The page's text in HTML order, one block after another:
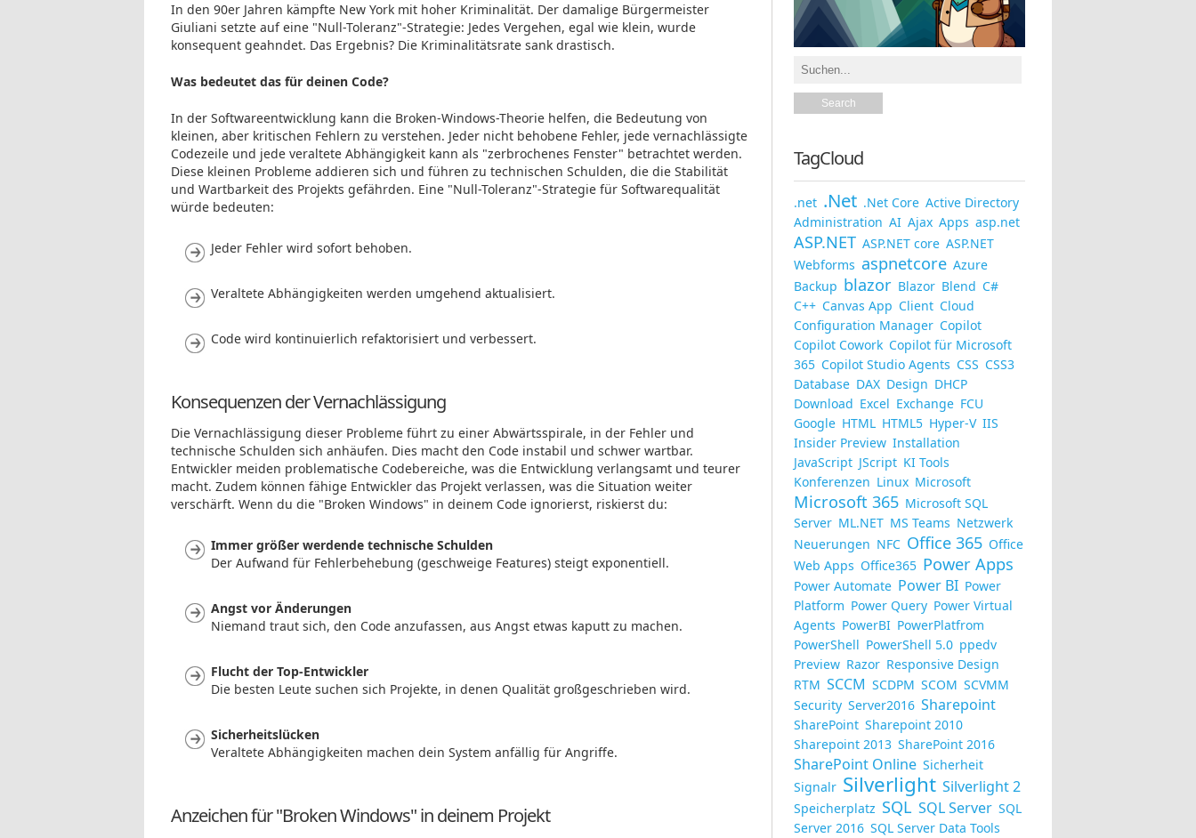
In den 90er Jahren kämpfte New York mit hoher Kriminalität. Der damalige Bürgermeister
Giuliani setzte auf eine "Null-Toleranz"-Strategie: Jedes Vergehen, egal wie klein, wurde
konsequent geahndet. Das Ergebnis? Die Kriminalitätsrate sank drastisch.
Was bedeutet das für deinen Code?
In der Softwareentwicklung kann die Broken-Windows-Theorie helfen, die Bedeutung von
kleinen, aber kritischen Fehlern zu verstehen. Jeder nicht behobene Fehler, jede vernachlässigte
Codezeile und jede veraltete Abhängigkeit kann als "zerbrochenes Fenster" betrachtet werden.
Diese kleinen Probleme addieren sich und führen zu technischen Schulden, die die Stabilität
und Wartbarkeit des Projekts gefährden. Eine "Null-Toleranz"-Strategie für Softwarequalität
würde bedeuten:
Jeder Fehler wird sofort behoben.
Veraltete Abhängigkeiten werden umgehend aktualisiert.
Code wird kontinuierlich refaktorisiert und verbessert.
Konsequenzen der Vernachlässigung
Die Vernachlässigung dieser Probleme führt zu einer Abwärtsspirale, in der Fehler und
technische Schulden sich anhäufen. Dies macht den Code instabil und schwer wartbar.
Entwickler meiden problematische Codebereiche, was die Entwicklung verlangsamt und teurer
macht. Zudem können fähige Entwickler das Projekt verlassen, was die Situation weiter
verschärft. Wenn du die "Broken Windows" in deinem Code ignorierst, riskierst du:
Immer größer werdende technische Schulden
Der Aufwand für Fehlerbehebung (geschweige Features) steigt exponentiell.
Angst vor Änderungen
Niemand traut sich, den Code anzufassen, aus Angst etwas kaputt zu machen.
Flucht der Top-Entwickler
Die besten Leute suchen sich Projekte, in denen Qualität großgeschrieben wird.
Sicherheitslücken
Veraltete Abhängigkeiten machen dein System anfällig für Angriffe.
Anzeichen für "Broken Windows" in deinem Projekt
TagCloud
.net .Net .Net Core Active Directory
Administration AI Ajax Apps asp.net
ASP.NET ASP.NET core ASP.NET
Webforms aspnetcore Azure
Backup blazor Blazor Blend C#
C++ Canvas App Client Cloud
Configuration Manager Copilot
Copilot Cowork Copilot für Microsoft
365 Copilot Studio Agents CSS CSS3
Database DAX Design DHCP
Download Excel Exchange FCU
Google HTML HTML5 Hyper-V IIS
Insider Preview Installation
JavaScript JScript KI Tools
Konferenzen Linux Microsoft
Microsoft 365 Microsoft SQL
Server ML.NET MS Teams Netzwerk
Neuerungen NFC Office 365 Office
Web Apps Office365 Power Apps
Power Automate Power BI Power
Platform Power Query Power Virtual
Agents PowerBI PowerPlatfrom
PowerShell PowerShell 5.0 ppedv
Preview Razor Responsive Design
RTM SCCM SCDPM SCOM SCVMM
Security Server2016 Sharepoint
SharePoint Sharepoint 2010
Sharepoint 2013 SharePoint 2016
SharePoint Online Sicherheit
Signalr Silverlight Silverlight 2
Speicherplatz SQL SQL Server SQL
Server 2016 SQL Server Data Tools